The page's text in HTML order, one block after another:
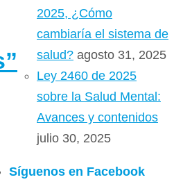
2025, ¿Cómo
cambiaría el sistema de
salud? agosto 31, 2025
Ley 2460 de 2025
sobre la Salud Mental:
Avances y contenidos
julio 30, 2025
Síguenos en Facebook